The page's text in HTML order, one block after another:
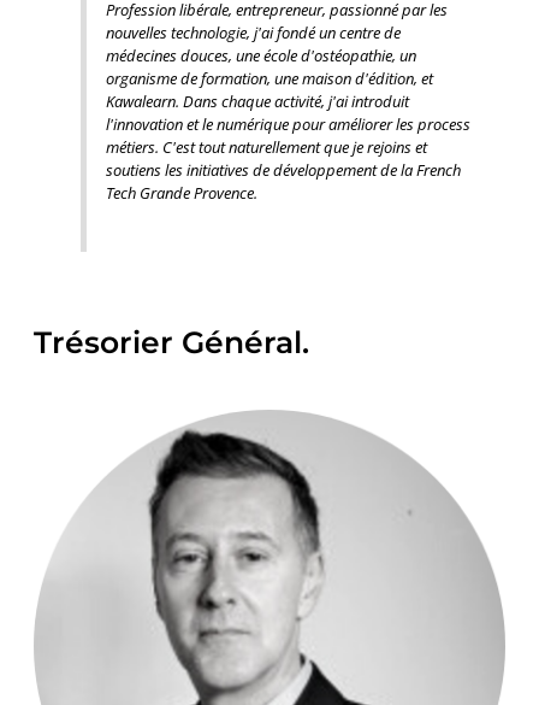
Profession libérale, entrepreneur, passionné par les
nouvelles technologie, j'ai fondé un centre de
médecines douces, une école d'ostéopathie, un
organisme de formation, une maison d'édition, et
Kawalearn. Dans chaque activité, j'ai introduit
l'innovation et le numérique pour améliorer les process
métiers. C'est tout naturellement que je rejoins et
soutiens les initiatives de développement de la French
Tech Grande Provence.
Trésorier Général.